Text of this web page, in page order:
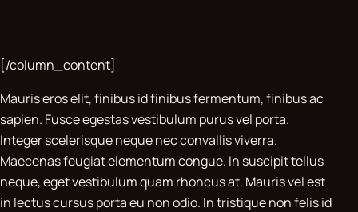
[/column_content]
Mauris eros elit, finibus id finibus fermentum, finibus ac
sapien. Fusce egestas vestibulum purus vel porta.
Integer scelerisque neque nec convallis viverra.
Maecenas feugiat elementum congue. In suscipit tellus
neque, eget vestibulum quam rhoncus at. Mauris vel est
in lectus cursus porta eu non odio. In tristique non felis id